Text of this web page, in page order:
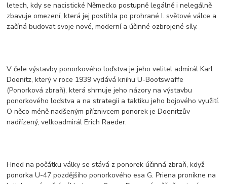
letech, kdy se nacistické Německo postupně legálně i nelegálně
zbavuje omezení, která jej postihla po prohrané I. světové válce a
začíná budovat svoje nové, moderní a účinné ozbrojené síly.
V čele výstavby ponorkového loďstva je jeho velitel admirál Karl
Doenitz, který v roce 1939 vydává knihu U-Bootswaffe
(Ponorková zbraň), která shrnuje jeho názory na výstavbu
ponorkového loďstva a na strategii a taktiku jeho bojového využití.
O něco méně nadšeným příznivcem ponorek je Doenitzův
nadřízený, velkoadmirál Erich Raeder.
Hned na počátku války se stává z ponorek účinná zbraň, když
ponorka U-47 pozdějšího ponorkového esa G. Priena pronikne na